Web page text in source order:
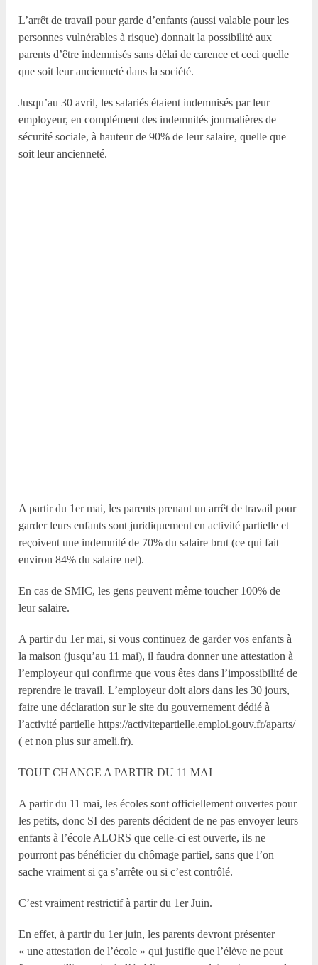
L’arrêt de travail pour garde d’enfants (aussi valable pour les
personnes vulnérables à risque) donnait la possibilité aux
parents d’être indemnisés sans délai de carence et ceci quelle
que soit leur ancienneté dans la société.
Jusqu’au 30 avril, les salariés étaient indemnisés par leur
employeur, en complément des indemnités journalières de
sécurité sociale, à hauteur de 90% de leur salaire, quelle que
soit leur ancienneté.
A partir du 1er mai, les parents prenant un arrêt de travail pour
garder leurs enfants sont juridiquement en activité partielle et
reçoivent une indemnité de 70% du salaire brut (ce qui fait
environ 84% du salaire net).
En cas de SMIC, les gens peuvent même toucher 100% de
leur salaire.
A partir du 1er mai, si vous continuez de garder vos enfants à
la maison (jusqu’au 11 mai), il faudra donner une attestation à
l’employeur qui confirme que vous êtes dans l’impossibilité de
reprendre le travail. L’employeur doit alors dans les 30 jours,
faire une déclaration sur le site du gouvernement dédié à
l’activité partielle https://activitepartielle.emploi.gouv.fr/aparts/
( et non plus sur ameli.fr).
TOUT CHANGE A PARTIR DU 11 MAI
A partir du 11 mai, les écoles sont officiellement ouvertes pour
les petits, donc SI des parents décident de ne pas envoyer leurs
enfants à l’école ALORS que celle-ci est ouverte, ils ne
pourront pas bénéficier du chômage partiel, sans que l’on
sache vraiment si ça s’arrête ou si c’est contrôlé.
C’est vraiment restrictif à partir du 1er Juin.
En effet, à partir du 1er juin, les parents devront présenter
« une attestation de l’école » qui justifie que l’élève ne peut